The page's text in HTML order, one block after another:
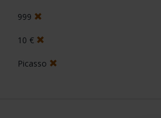
999
10 €
Picasso